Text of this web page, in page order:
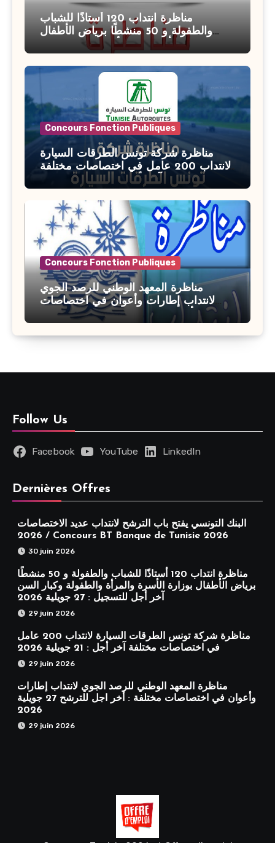
مناظرة انتداب 120 أستاذًا للشباب
والطفولة و 50 منشطًا برياض الأطفال
بوزارة الأسرة والمرأة والطفولة وكبار
Concours Fonction Publiques
مناظرة شركة تونس الطرقات السيارة
لانتداب 200 عامل في اختصاصات مختلفة
آخر أجل : 21 جويلية 2026
Concours Fonction Publiques
مناظرة المعهد الوطني للرصد الجوي
لانتداب إطارات وأعوان في اختصاصات
مختلفة : أخر اجل للترشح 27 جويلية 2026
Follow Us
Facebook YouTube LinkedIn
Dernières Offres
البنك التونسي يفتح باب الترشح لانتداب عديد الاختصاصات
2026 / Concours BT Banque de Tunisie 2026
30 juin 2026
مناظرة انتداب 120 أستاذًا للشباب والطفولة و 50 منشطًا
برياض الأطفال بوزارة الأسرة والمرأة والطفولة وكبار السن
آخر أجل للتسجيل : 27 جويلية 2026
29 juin 2026
مناظرة شركة تونس الطرقات السيارة لانتداب 200 عامل
في اختصاصات مختلفة آخر أجل : 21 جويلية 2026
29 juin 2026
مناظرة المعهد الوطني للرصد الجوي لانتداب إطارات
وأعوان في اختصاصات مختلفة : أخر اجل للترشح 27 جويلية
2026
29 juin 2026